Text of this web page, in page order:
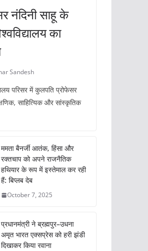
नंदिनी साहू के
का
Sandesh
परिसर में कुलपति प्रोफेसर
साहित्यिक और सांस्कृतिक
ममता बैनर्जी आतंक, हिंसा और
रक्तचाप को अपने राजनैतिक
हथियार के रूप में इस्तेमाल कर रही
हैं: बिप्लब देब
October 7, 2025
प्रधानमंत्री ने ब्रह्मपुर–उधना
अमृत भारत एक्सप्रेस को हरी झंडी
दिखाकर किया रवाना